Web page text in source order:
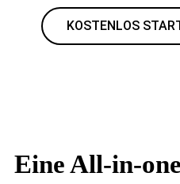
KOSTENLOS
Eine All-in-